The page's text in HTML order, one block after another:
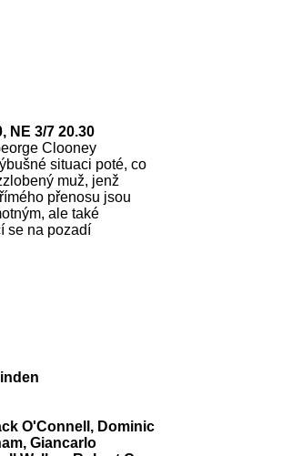
NE 3/7 20.30
Clooney
situaci poté, co
muž, jenž
přenosu jsou
ale také
se na pozadí
O'Connell, Dominic
Giancarlo